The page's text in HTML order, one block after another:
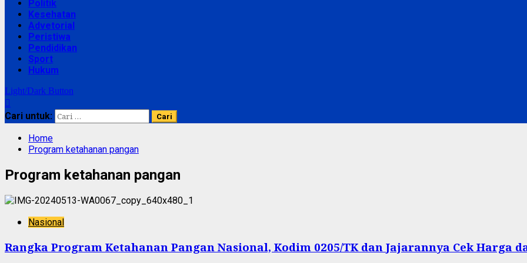
Politik
Kesehatan
Advetorial
Peristiwa
Pendidikan
Sport
Hukum
Light/Dark Button
Cari untuk:
Home
Program ketahanan pangan
Program ketahanan pangan
Nasional
Rangka Program Ketahanan Pangan Nasional, Kodim 0205/TK dan Jajarannya Cek Harga